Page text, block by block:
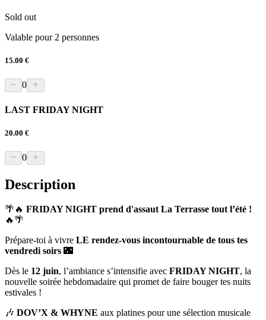
Sold out
Valable pour 2 personnes
15.00 €
0
LAST FRIDAY NIGHT
20.00 €
0
Description
🌴🔥 FRIDAY NIGHT prend d'assaut La Terrasse tout l’été !
🔥🌴
Prépare-toi à vivre LE rendez-vous incontournable de tous tes
vendredi soirs 🌃
Dès le 12 juin, l’ambiance s’intensifie avec FRIDAY NIGHT, la
nouvelle soirée hebdomadaire qui promet de faire bouger tes nuits
estivales !
🎶 DOV’X & WHYNE aux platines pour une sélection musicale